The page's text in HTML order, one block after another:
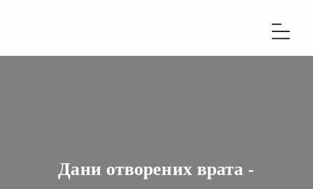
Дани отворених врата -